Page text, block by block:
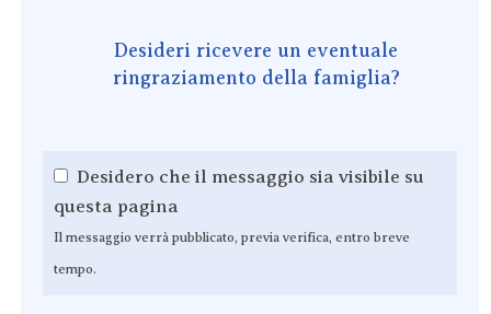
Desideri ricevere un eventuale
ringraziamento della famiglia?
Desidero che il messaggio sia visibile su
questa pagina
Il messaggio verrà pubblicato, previa verifica, entro breve
tempo.